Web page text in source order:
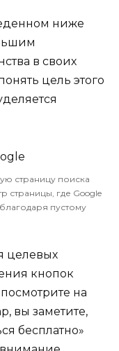
ниже
в своих
цель этого
страницу поиска
страницы, где Google
пустому
целевых
кнопок
на
вы заметите,
бесплатно»